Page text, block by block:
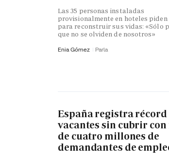
Las 35 personas instaladas
provisionalmente en hoteles
para reconstruir sus vidas: «Sólo
que no se olviden de nosotros»
Enia Gómez Parla
España registra récord
vacantes sin cubrir con
de cuatro millones de
demandantes de